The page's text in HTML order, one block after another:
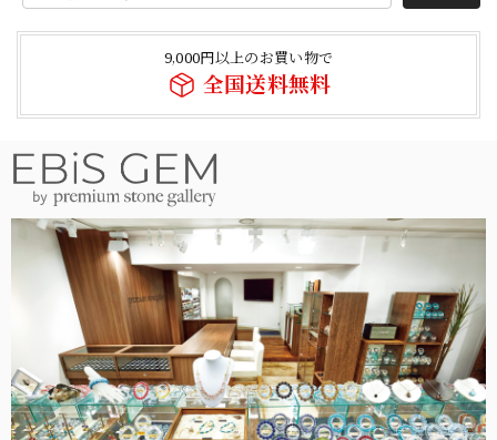
9,000円以上のお買い物で
全国送料無料